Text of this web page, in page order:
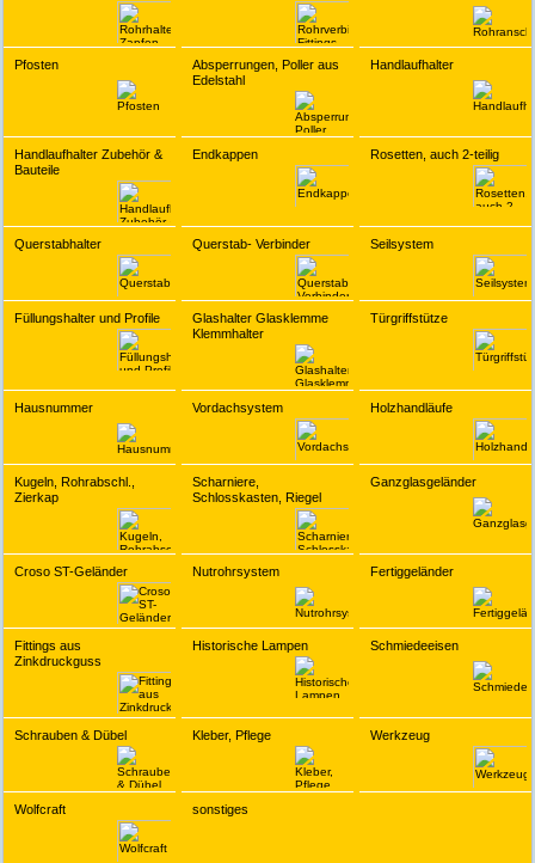
Pfosten
Absperrungen, Poller aus
Edelstahl
Handlaufhalter
Handlaufhalter Zubehör &
Bauteile
Endkappen Rosetten, auch 2-teilig
Querstabhalter Querstab- Verbinder Seilsystem
Füllungshalter und Profile
Glashalter Glasklemme
Klemmhalter
Türgriffstütze
Hausnummer Vordachsystem Holzhandläufe
Kugeln, Rohrabschl.,
Zierkap
Scharniere,
Schlosskasten, Riegel
Ganzglasgeländer
Croso ST-Geländer Nutrohrsystem Fertiggeländer
Fittings aus
Zinkdruckguss
Historische Lampen Schmiedeeisen
Schrauben & Dübel Kleber, Pflege Werkzeug
Wolfcraft sonstiges